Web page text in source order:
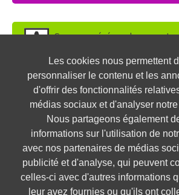
Les cookies nous permettent
personnaliser le contenu et les
d'offrir des fonctionnalités
médias sociaux et d'analyser notre
Nous partageons également
informations sur l'utilisation de
avec nos partenaires de médias
publicité et d'analyse, qui peuvent
celles-ci avec d'autres informations
leur avez fournies ou qu'ils ont
Soyez repéré par les
DEPOSEZ VOTRE CV
Préparez vos entretiens,
TESTEZ-VOUS
OFFRES SIMILAIRES